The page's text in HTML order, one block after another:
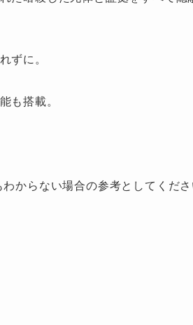
ずに。
も搭載。
からない場合の参考としてくだ